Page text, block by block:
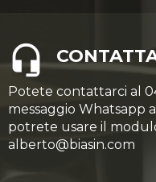
Potete contattarci al
messaggio Whatsapp
potrete usare il
alberto@biasin.com